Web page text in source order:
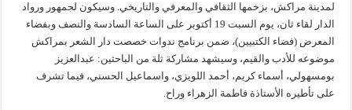
لمدينة مراكش، بزخمها الثقافي والمعرفي والتاريخي. وسيكون لجمهور ورواد
الدار لقاء ثان، يوم السبت 19 أكتوبر على الساعة السادسة والنصف وبفضاء
المعرض (فضاء الكتبيين)، ضمن برنامج ندوات خصصت دار الشعر بمراكش
موضوعه للأدب والقيم، وسيشهد مشاركة ثلة من الباحثين: عبدالعزيز
بومسهولي، أسماء كريم، أحمد اللويزي، واسماعيل الحسني، فيما تشرف
على تأطيره الأستاذة فاطمة الزهراء وراح.